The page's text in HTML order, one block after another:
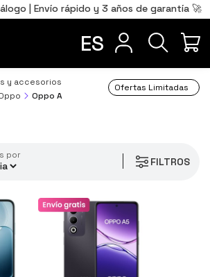
| Envío rápido y 3 años de garantía 🚀
ES
y accesorios
Oppo A
Ofertas Limitadas
FILTROS
por
Total 0,00€
IR AL CARRITO
Português
PT
FR